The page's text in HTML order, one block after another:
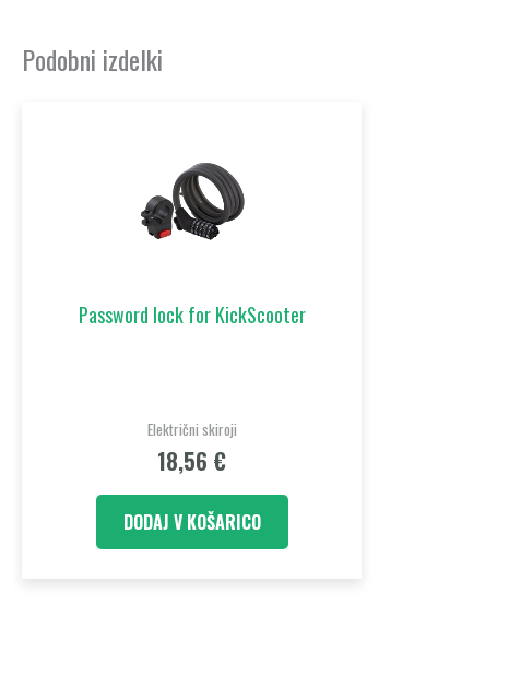
Podobni izdelki
Password lock for KickScooter
Električni skiroji
18,56 €
DODAJ V KOŠARICO